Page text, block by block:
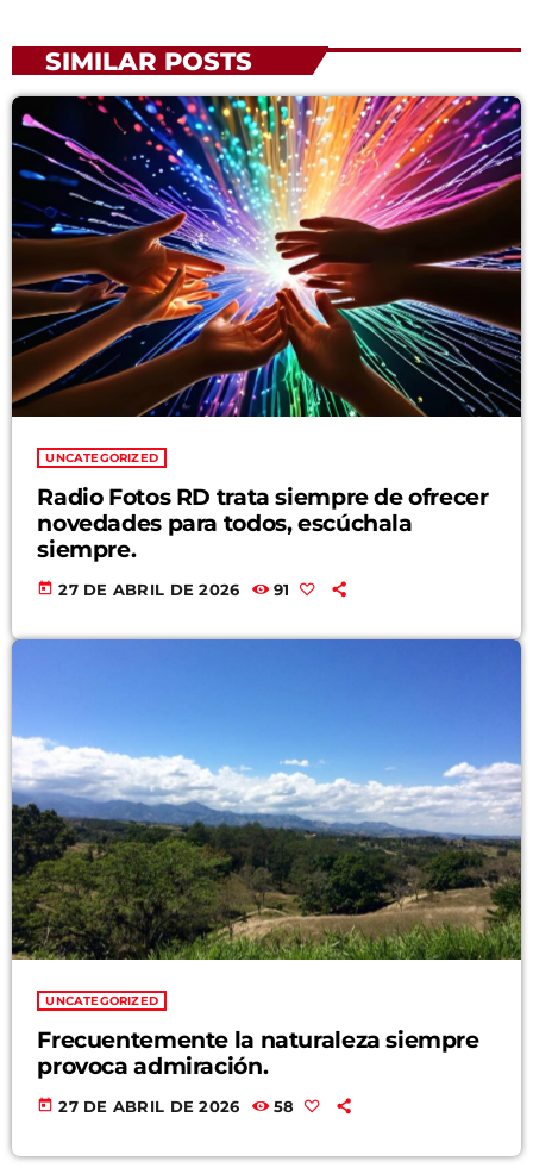
SIMILAR POSTS
UNCATEGORIZED
Radio Fotos RD trata siempre de ofrecer
novedades para todos, escúchala
siempre.
today 27 DE ABRIL DE 2026 91
UNCATEGORIZED
Frecuentemente la naturaleza siempre
provoca admiración.
today 27 DE ABRIL DE 2026 58